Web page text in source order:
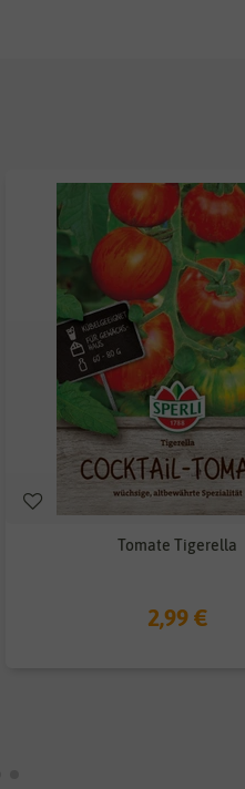
Tomate Tigerella
2,99 €